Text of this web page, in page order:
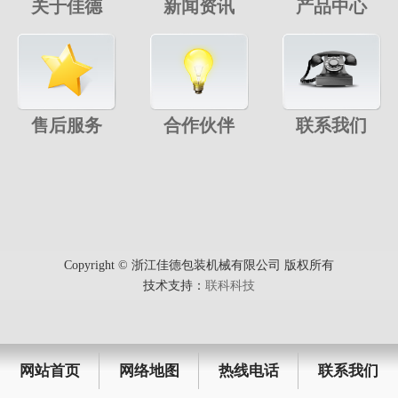
关于佳德 新闻资讯 产品中心
售后服务 合作伙伴 联系我们
网站首页 网络地图 热线电话 联系我们
Copyright © 浙江佳德包装机械有限公司 版权所有
技术支持： 联科科技